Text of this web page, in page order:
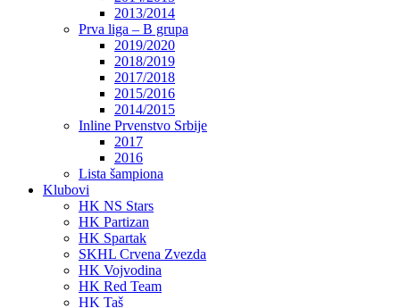
2013/2014
Prva liga – B grupa
2019/2020
2018/2019
2017/2018
2015/2016
2014/2015
Inline Prvenstvo Srbije
2017
2016
Lista šampiona
Klubovi
HK NS Stars
HK Partizan
HK Spartak
SKHL Crvena Zvezda
HK Vojvodina
HK Red Team
HK Taš